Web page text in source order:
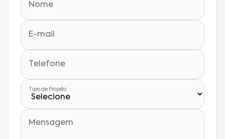
Nome
E-mail
Telefone
Tipo de Projeto
Mensagem